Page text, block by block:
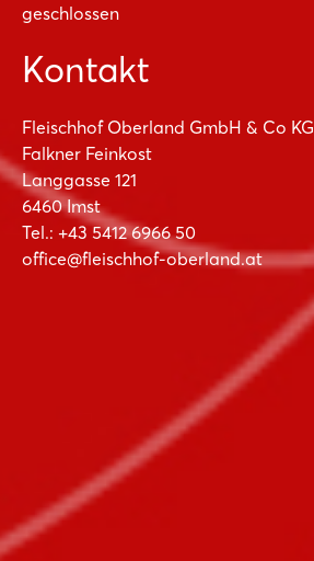
geschlossen
Kontakt
Fleischhof Oberland GmbH & Co KG
Falkner Feinkost
Langgasse 121
6460 Imst
Tel.: +43 5412 6966 50
office@fleischhof-oberland.at